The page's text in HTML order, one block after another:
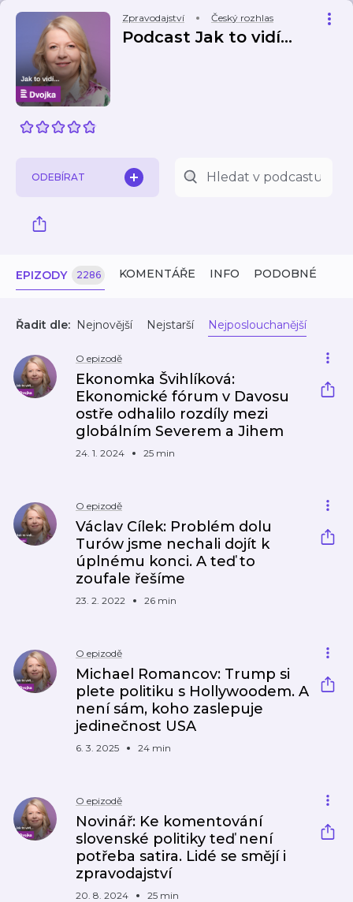
Zpravodajství Český rozhlas
Podcast Jak to vidí...
ODEBÍRAT
EPIZODY 2286 KOMENTÁŘE INFO PODOBNÉ
Řadit dle: Nejnovější Nejstarší Nejposlouchanější
O epizodě
Ekonomka Švihlíková:
Ekonomické fórum v Davosu
ostře odhalilo rozdíly mezi
globálním Severem a Jihem
24. 1. 2024 25 min
O epizodě
Václav Cílek: Problém dolu
Turów jsme nechali dojít k
úplnému konci. A teď to
zoufale řešíme
23. 2. 2022 26 min
O epizodě
Michael Romancov: Trump si
plete politiku s Hollywoodem. A
není sám, koho zaslepuje
jedinečnost USA
6. 3. 2025 24 min
O epizodě
Novinář: Ke komentování
slovenské politiky teď není
potřeba satira. Lidé se smějí i
zpravodajství
20. 8. 2024 25 min